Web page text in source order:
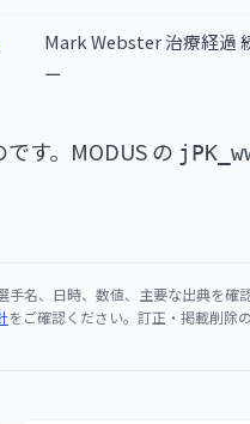
Mark Webster 治療経過
ー
す。MODUS の
手名、日時、数値、主要な出典を確
をご確認ください。訂正・掲載削除